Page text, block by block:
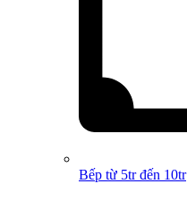
Bếp từ 5tr đến 10tr